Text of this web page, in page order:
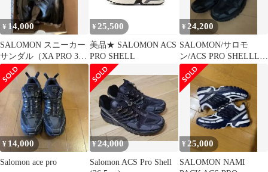
¥ 14,000
SALOMON スニーカー
サンダル（XA PRO 3D
AMPHIB） 27cm
¥ 25,500
美品★ SALOMON ACS
PRO SHELL
¥24,200
SALOMON/サロモ
ン/ACS PRO SHELLL
28cm
¥ 14,000
Salomon ace pro
¥24,000
Salomon ACS Pro Shell
¥25,000
SALOMON NAMI